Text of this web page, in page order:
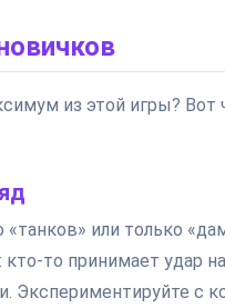
из этой игры? Вот
«танков» или только
то принимает удар
Экспериментируйте с